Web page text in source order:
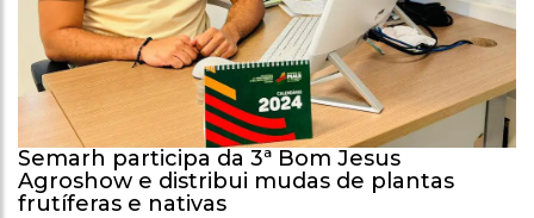
Semarh participa da 3ª Bom Jesus
Agroshow e distribui mudas de plantas
frutíferas e nativas